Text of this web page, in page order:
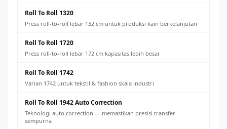
Roll To Roll 1320
Press roll-to-roll lebar 132 cm untuk produksi kain berkelanjutan
Roll To Roll 1720
Press roll-to-roll lebar 172 cm kapasitas lebih besar
Roll To Roll 1742
Varian 1742 untuk tekstil & fashion skala industri
Roll To Roll 1942 Auto Correction
Teknologi auto correction — memastikan presisi transfer
sempurna